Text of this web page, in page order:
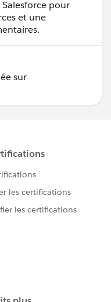
Salesforce pour
et une
sur